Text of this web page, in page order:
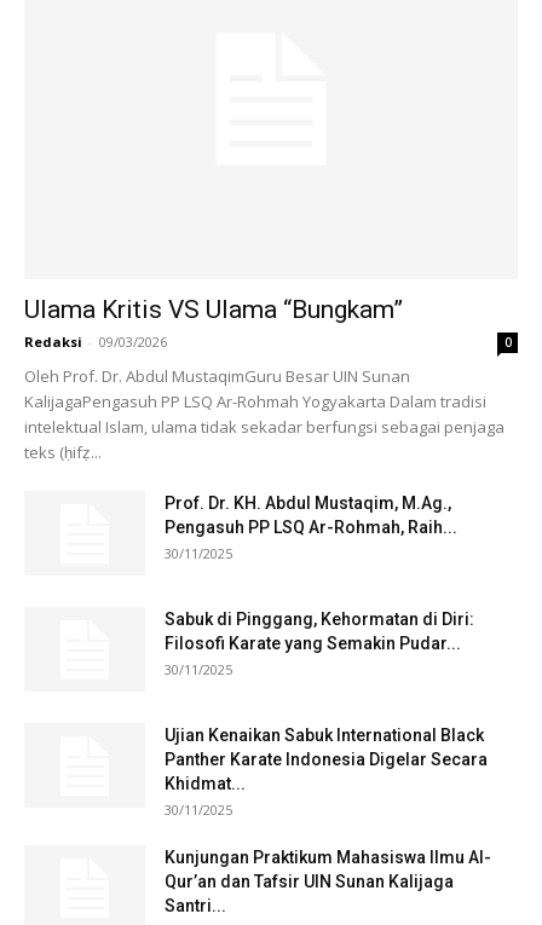
Ulama Kritis VS Ulama “Bungkam”
Redaksi - 09/03/2026 0
Oleh Prof. Dr. Abdul MustaqimGuru Besar UIN Sunan
KalijagaPengasuh PP LSQ Ar-Rohmah Yogyakarta Dalam tradisi
intelektual Islam, ulama tidak sekadar berfungsi sebagai penjaga
teks (ḥifẓ...
Prof. Dr. KH. Abdul Mustaqim, M.Ag.,
Pengasuh PP LSQ Ar-Rohmah, Raih...
30/11/2025
Sabuk di Pinggang, Kehormatan di Diri:
Filosofi Karate yang Semakin Pudar...
30/11/2025
Ujian Kenaikan Sabuk International Black
Panther Karate Indonesia Digelar Secara
Khidmat...
30/11/2025
Kunjungan Praktikum Mahasiswa Ilmu Al-
Qur’an dan Tafsir UIN Sunan Kalijaga
Santri...